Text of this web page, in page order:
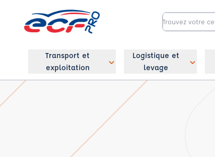
Transport et
exploitation
Logistique et
levage